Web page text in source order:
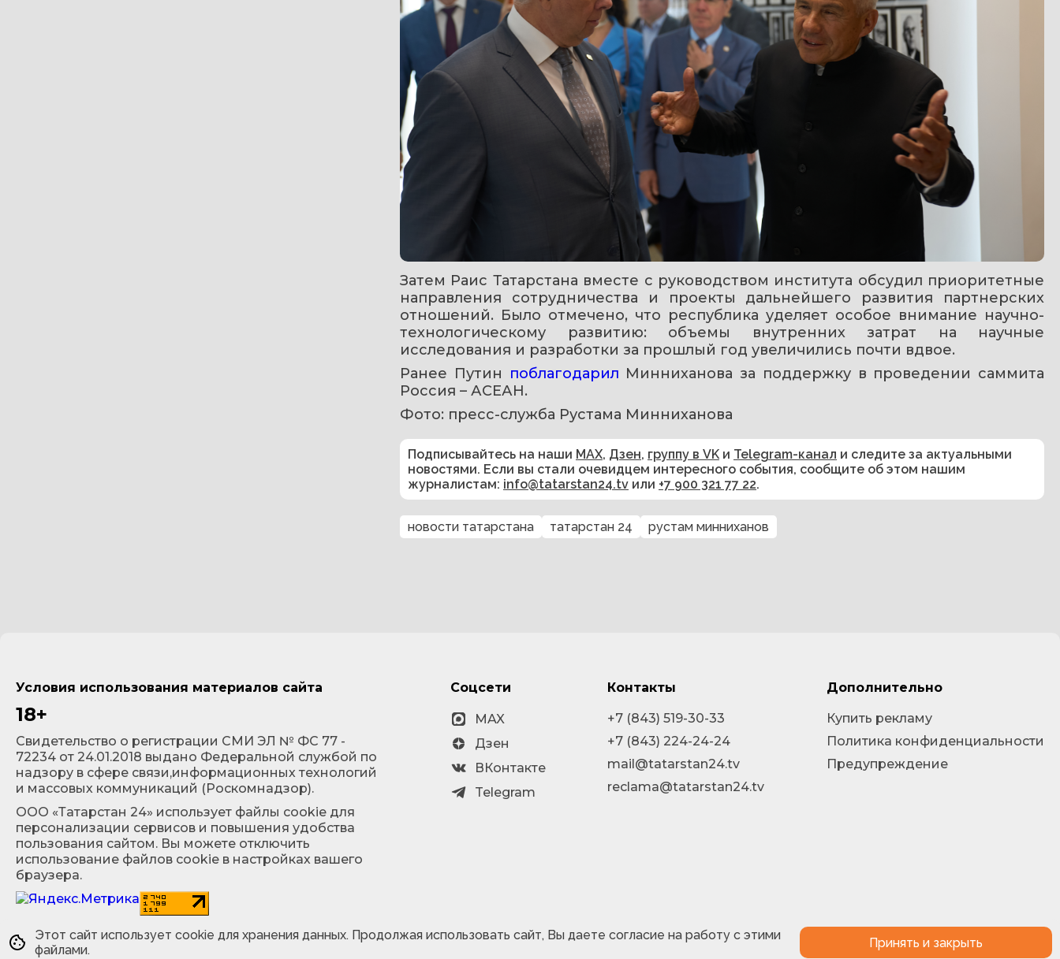
Затем Раис Татарстана вместе с руководством института обсудил приоритетные
направления сотрудничества и проекты дальнейшего развития партнерских
отношений. Было отмечено, что республика уделяет особое внимание научно-
технологическому развитию: объемы внутренних затрат на научные
исследования и разработки за прошлый год увеличились почти вдвое.
Ранее Путин поблагодарил Минниханова за поддержку в проведении саммита
Россия – АСЕАН.
Фото: пресс-служба Рустама Минниханова
Подписывайтесь на наши MAX, Дзен, группу в VK и Telegram-канал и следите за актуальными
новостями. Если вы стали очевидцем интересного события, сообщите об этом нашим
журналистам: info@tatarstan24.tv или +7 900 321 77 22.
новости татарстана татарстан 24 рустам минниханов
Условия использования материалов сайта
18+
Cвидетельство о регистрации СМИ ЭЛ № ФС 77 -
72234 от 24.01.2018 выдано Федеральной службой по
надзору в сфере связи,информационных технологий
и массовых коммуникаций (Роскомнадзор).
ООО «Татарстан 24» использует файлы cookie для
персонализации сервисов и повышения удобства
пользования сайтом. Вы можете отключить
использование файлов cookie в настройках вашего
браузера.
Соцсети
MAX
Дзен
ВКонтакте
Telegram
Контакты
+7 (843) 519-30-33
+7 (843) 224-24-24
mail@tatarstan24.tv
reclama@tatarstan24.tv
Дополнительно
Купить рекламу
Политика конфиденциальности
Предупреждение
Этот сайт использует cookie для хранения данных. Продолжая использовать сайт, Вы даете согласие на работу с этими
файлами.
Принять и закрыть